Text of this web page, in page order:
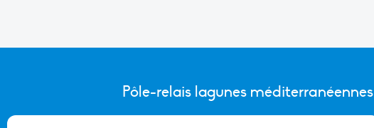
Pôle-relais lagunes méditerranéennes